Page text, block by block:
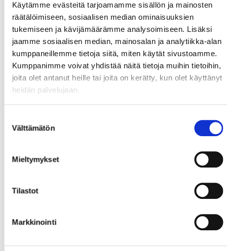
Käytämme evästeitä tarjoamamme sisällön ja mainosten
räätälöimiseen, sosiaalisen median ominaisuuksien
tukemiseen ja kävijämäärämme analysoimiseen. Lisäksi
jaamme sosiaalisen median, mainosalan ja analytiikka-alan
kumppaneillemme tietoja siitä, miten käytät sivustoamme.
Kumppanimme voivat yhdistää näitä tietoja muihin tietoihin,
joita olet antanut heille tai joita on kerätty, kun olet käyttänyt
heidän palvelujaan.
valinta
Välttämätön
Mieltymykset
Tilastot
Markkinointi
Eero Kilpeläinen, KalPa 8 + 6 + 9 + 1 = 24